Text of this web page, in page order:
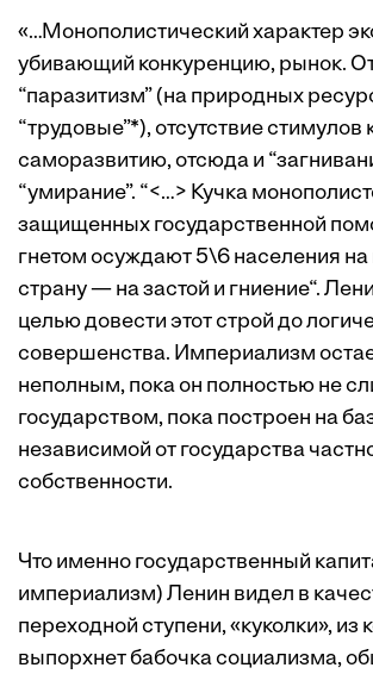
«…Монополистический характер
убивающий конкуренцию, рынок.
“паразитизм” (на природных
“трудовые”*), отсутствие стимулов
саморазвитию, отсюда и
“умирание”. “<…> Кучка
защищенных государственной
гнетом осуждают 5\6 населения
страну — на застой и гниение“.
целью довести этот строй до
совершенства. Империализм
неполным, пока он полностью не
государством, пока построен на
независимой от государства
собственности.
Что именно государственный
империализм) Ленин видел в
переходной ступени, «куколки», из
выпорхнет бабочка социализма,